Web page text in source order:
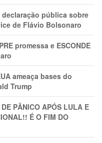
pública sobre
de Flávio Bolsonaro
promessa e ESCONDE
ameaça bases do
Trump
PÂNlCO APÓS LULA E
É O FIM DO